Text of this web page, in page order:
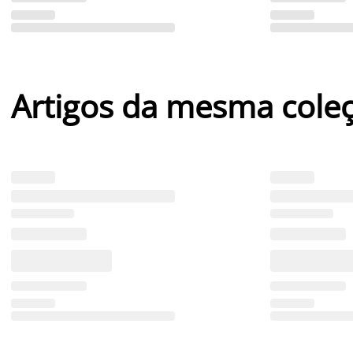
Artigos da mesma